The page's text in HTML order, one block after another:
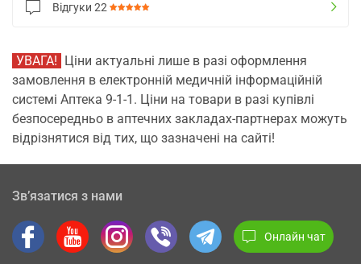
Відгуки 22
УВАГА! Ціни актуальні лише в разі оформлення
замовлення в електронній медичній інформаційній
системі Аптека 9-1-1. Ціни на товари в разі купівлі
безпосередньо в аптечних закладах-партнерах можуть
відрізнятися від тих, що зазначені на сайті!
Зв’язатися з нами
Онлайн чат